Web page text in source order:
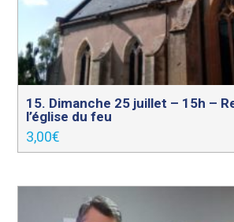
15. Dimanche 25 juillet – 15h –
l’église du feu
3,00€